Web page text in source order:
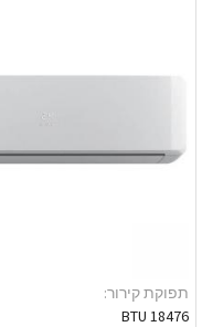
תפוקת קירור:
18476 BTU